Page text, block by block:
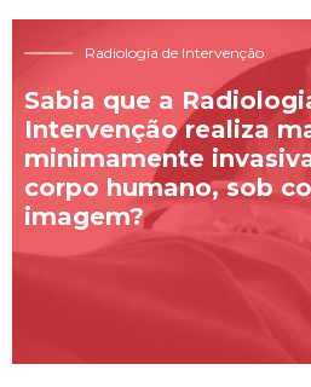
Radiologia de Intervenção
Sabia que a
Intervenção realiza
minimamente
corpo humano, sob
imagem?